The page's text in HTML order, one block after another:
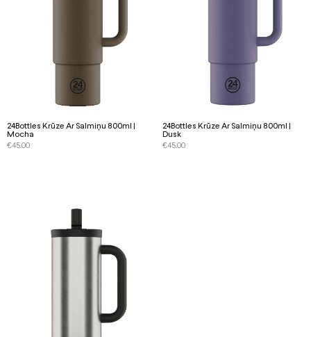
24Bottles Krūze Ar Salmiņu 800ml |
Mocha
€45.00
24Bottles Krūze Ar Salmiņu 800ml |
Dusk
€45.00